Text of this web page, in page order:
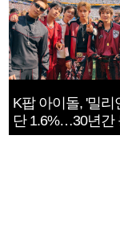
K팝 아이돌, '밀리
단 1.6%…30년간
1182개팀 전수조